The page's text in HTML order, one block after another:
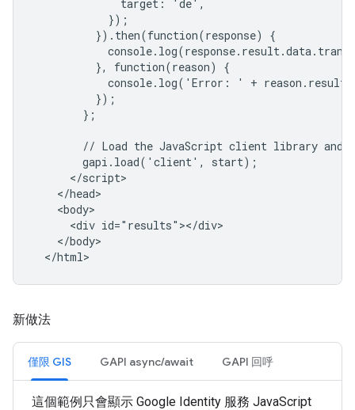
              target: 'de',
            });
          }).then(function(response) {
          }, function(reason) {
console.log('Error: ' +
          });
        };
// Load the JavaScript client library and
        gapi.load('client', start);
      </script>
    </head>
    <body>
      <div id="results"></div>
    </body>
新做法
僅限 GIS GAPI async/await GAPI 回呼
這個範例只會顯示 Google Identity 服務 JavaScript